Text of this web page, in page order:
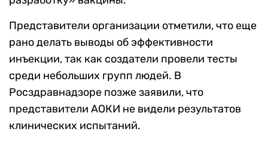
Представители организации отметили, что еще
рано делать выводы об эффективности
инъекции, так как создатели провели тесты
среди небольших групп людей. В
Росздравнадзоре позже заявили, что
представители АОКИ не видели результатов
клинических испытаний.